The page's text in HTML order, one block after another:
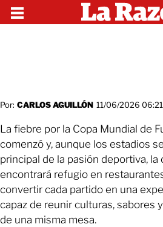
Por: CARLOS AGUILLÓN 11/06/2026
La fiebre por la Copa Mundial de
comenzó y, aunque los estadios
principal de la pasión deportiva,
encontrará refugio en
convertir cada partido en una
capaz de reunir culturas, sabores
de una misma mesa.